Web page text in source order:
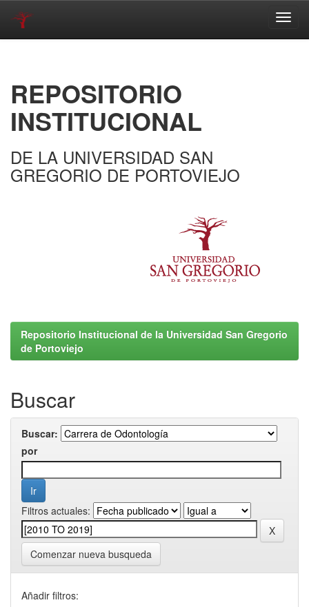
REPOSITORIO
INSTITUCIONAL
DE LA UNIVERSIDAD SAN
GREGORIO DE PORTOVIEJO
Repositorio Institucional de la Universidad San Gregorio
de Portoviejo
Buscar
Buscar:
por
Filtros actuales:
Comenzar nueva busqueda
Añadir filtros: